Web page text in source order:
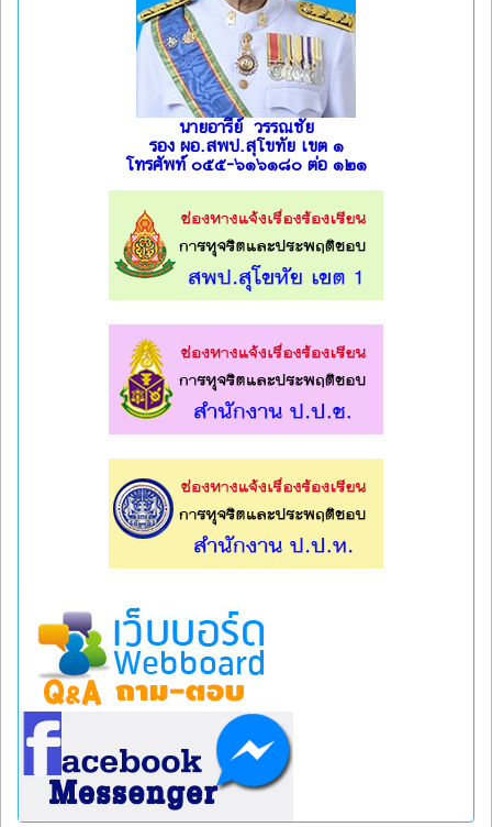
นายอารีย์ วรรณชัย
รอง ผอ.สพป.สุโขทัย เขต ๑
โทรศัพท์ ๐๕๕-๖๑๖๑๘๐ ต่อ ๑๒๑